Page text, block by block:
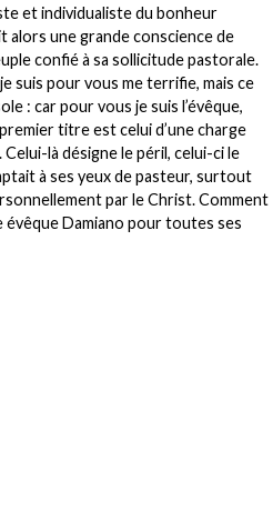
et individualiste du bonheur
alors une grande conscience de
confié à sa sollicitude pastorale.
suis pour vous me terrifie, mais ce
: car pour vous je suis l’évêque,
titre est celui d’une charge
là désigne le péril, celui-ci le
à ses yeux de pasteur, surtout
par le Christ. Comment
évêque Damiano pour toutes ses